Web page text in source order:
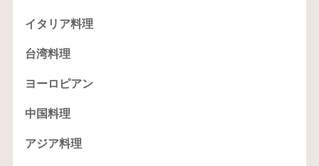
イタリア料理
台湾料理
ヨーロピアン
中国料理
アジア料理